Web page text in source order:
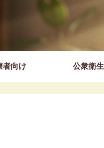
者向け 公衆衛生